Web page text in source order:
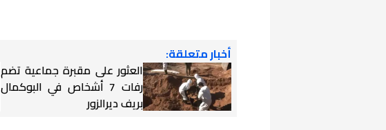
أخبار متعلقة:
العثور على مقبرة جماعية تضم
رفات 7 أشخاص في البوكمال
بريف ديرالزور